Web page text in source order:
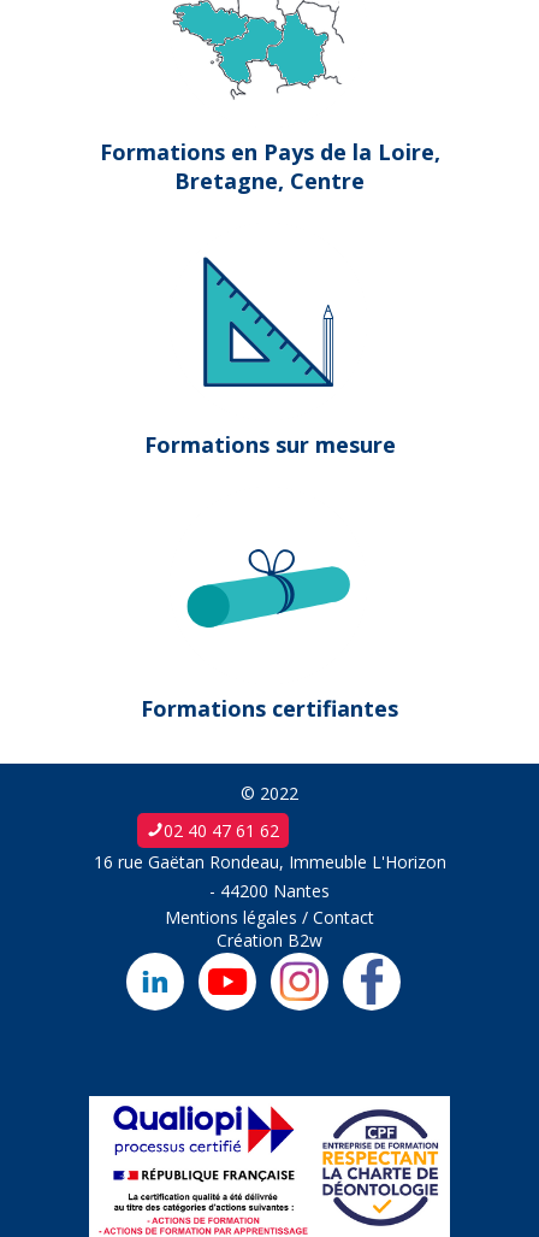
Formations en Pays de la Loire,
Bretagne, Centre
Formations sur mesure
Formations certifiantes
© 2022
02 40 47 61 62
16 rue Gaëtan Rondeau, Immeuble L'Horizon
- 44200 Nantes
Mentions légales / Contact
Création B2w